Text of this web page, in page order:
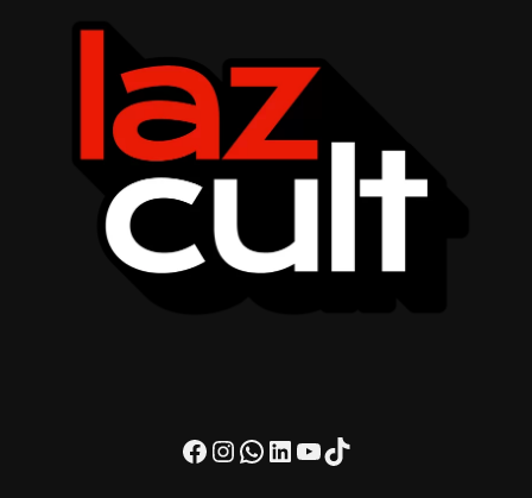
Facebook
Instagram
WhatsApp
LinkedIn
Youtube
TikTok